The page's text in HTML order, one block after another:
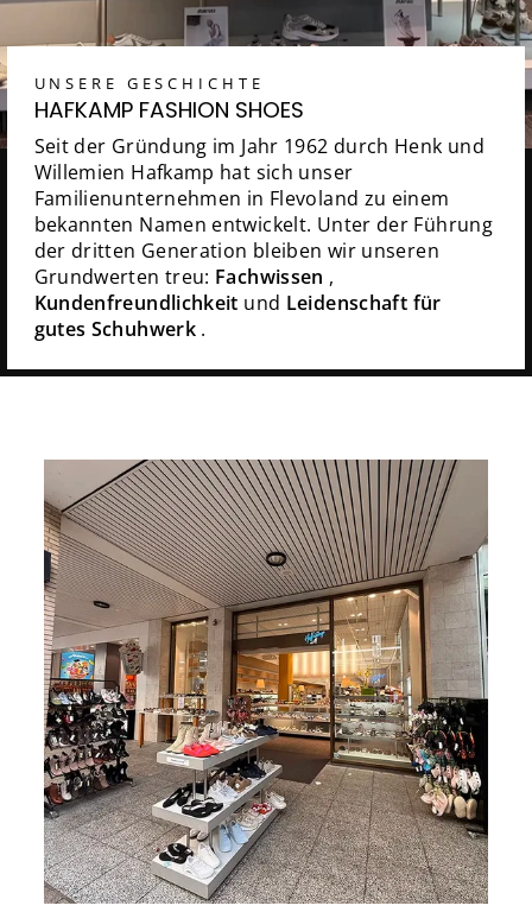
UNSERE GESCHICHTE
HAFKAMP FASHION SHOES
Seit der Gründung im Jahr 1962 durch Henk und
Willemien Hafkamp hat sich unser
Familienunternehmen in Flevoland zu einem
bekannten Namen entwickelt. Unter der Führung
der dritten Generation bleiben wir unseren
Grundwerten treu: Fachwissen ,
Kundenfreundlichkeit und Leidenschaft für
gutes Schuhwerk .